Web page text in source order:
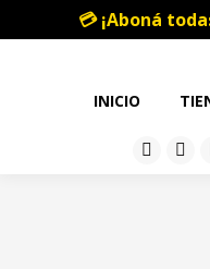
💳 ¡Aboná
INICIO